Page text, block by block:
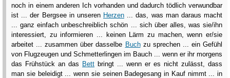
noch in einem anderen Ich vorhanden und dadurch tödlich verwundbar
ist ... der Bergsee in unseren Herzen ... das, was man daraus macht
... ganz einfach unbeschreiblich schön ... sich über alles, was sie/ihn
interessiert, zu informieren ... keinen Lärm zu machen, wenn er/sie
arbeitet ... zusammen über dasselbe Buchzu sprechen ... ein Gefühl
von Flugzeugen und Schmetterlingen im Bauch ... wenn er ihr morgens
das Frühstück an das Bett bringt ... wenn er es nicht zulässt, dass
man sie beleidigt ... wenn sie seinen Badegesang in Kauf nimmt ... in